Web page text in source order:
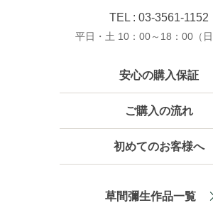
TEL : 03-3561-1152
平日・土 10：00～18：00（日
安心の購入保証
ご購入の流れ
初めてのお客様へ
草間彌生作品一覧